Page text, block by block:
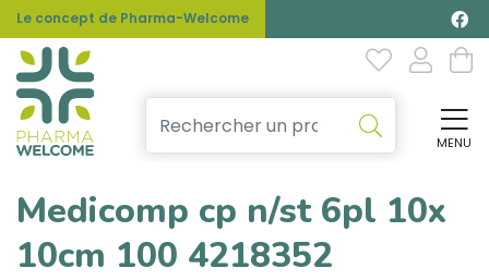
Le concept de Pharma-Welcome
MENU
Medicomp cp n/st 6pl 10x
10cm 100 4218352